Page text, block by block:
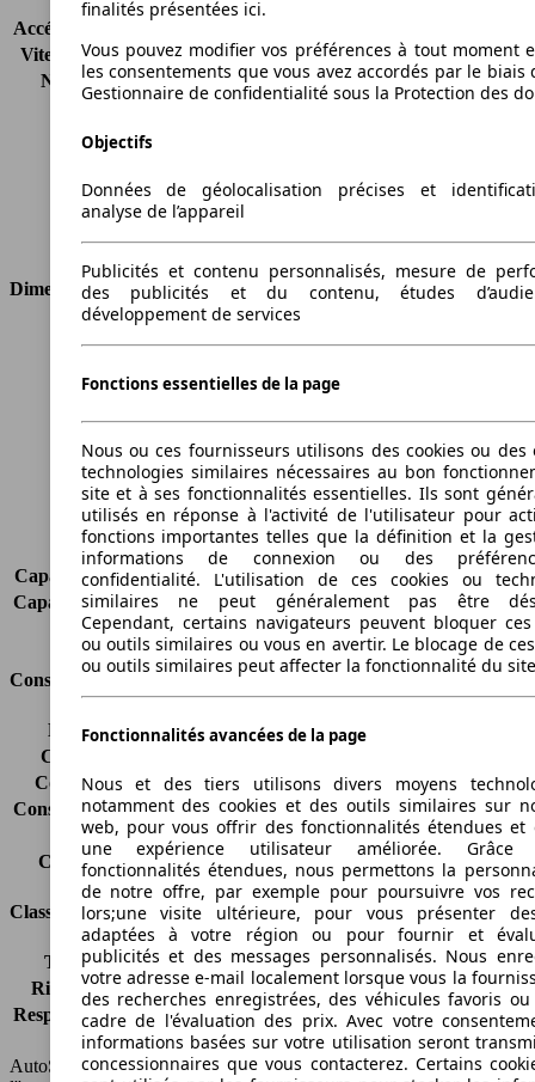
Accélération (0-100 km/h)
Vitesse maximale (km/h) 240 km/h
Nombre de vitesses
5
Cylindrée
Cylindres
6
Transmission
Boîte manuelle
Type de traction
Propulsion arrière
Dimensions
Largeur
1739 mm
Empattement
2725 mm
Poids maximum
1920 kg
Charge maximale
500 kg
Portes
4
Sièges
5
Charge sur toit
75 kg
Capacité de remorquage (sans freins)
720 kg
Capacité de remorquage (avec freins) 1600 kg
Volume du coffre
440 l
Consommation
Émissions de CO2*
217 g/km (komb.)
Consommation (ville)
Consommation (route)
6.9 l/100km
Consommation (combinée)* 9.0 l/100km
Classe d'émissions
pas d'information
Capacité du réservoir
63 l
Classes d'assurance
Tous risques
-
Risques partiels
-
Responsabilité civile -
HSN/TSN
MBM18x2Cxxxx/EV31
AutoScout24 France SAS décline toute responsabilité concernant
finalités présentées ici.
Vous pouvez modifier vos préférences à tout moment
les consentements que vous avez accordés par le biais
Gestionnaire de confidentialité sous la Protection des
Objectifs
Données de géolocalisation précises et
analyse de l’appareil
Publicités et contenu personnalisés, mesure de
des publicités et du contenu, études
développement de services
Fonctions essentielles de la page
Nous ou ces fournisseurs utilisons des cookies ou des
technologies similaires nécessaires au bon
site et à ses fonctionnalités essentielles. Ils sont
utilisés en réponse à l'activité de l'utilisateur pour
fonctions importantes telles que la définition et la
informations de connexion ou des
confidentialité. L'utilisation de ces cookies ou
similaires ne peut généralement pas être
Cependant, certains navigateurs peuvent bloquer ces
ou outils similaires ou vous en avertir. Le blocage de
ou outils similaires peut affecter la fonctionnalité du
Fonctionnalités avancées de la page
Nous et des tiers utilisons divers moyens
notamment des cookies et des outils similaires sur
web, pour vous offrir des fonctionnalités étendues et
une expérience utilisateur améliorée.
fonctionnalités étendues, nous permettons la
de notre offre, par exemple pour poursuivre vos
lors;une visite ultérieure, pour vous présenter
adaptées à votre région ou pour fournir et
publicités et des messages personnalisés. Nous
votre adresse e-mail localement lorsque vous la
des recherches enregistrées, des véhicules favoris
cadre de l'évaluation des prix. Avec votre
informations basées sur votre utilisation seront
concessionnaires que vous contacterez. Certains